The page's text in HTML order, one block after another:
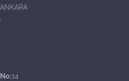
No:14